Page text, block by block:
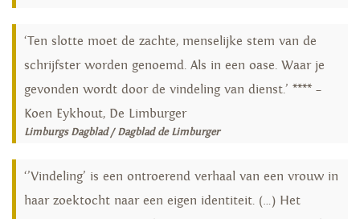
‘Ten slotte moet de zachte, menselijke stem van de
schrijfster worden genoemd. Als in een oase. Waar je
gevonden wordt door de vindeling van dienst.’ **** –
Koen Eykhout, De Limburger
Limburgs Dagblad / Dagblad de Limburger
‘’Vindeling’ is een ontroerend verhaal van een vrouw in
haar zoektocht naar een eigen identiteit. (…) Het